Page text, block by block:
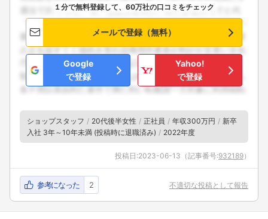
１分で無料登録して、60万社の口コミをチェック
メールで登録（無料）
Google
で登録
Yahoo!
で登録
ショップスタッフ 20代後半女性 正社員 年収300万円
新卒
入社 3年～10年未満 (投稿時に退職済み)
2022年度
投稿日:2023-06-13 （記事番号:932189）
参考になった 2 不適切な投稿として報告